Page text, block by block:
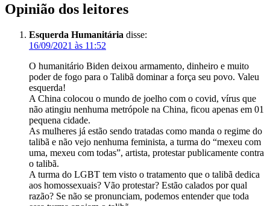
Opinião dos leitores
Esquerda Humanitária disse:
16/09/2021 às 11:52
O humanitário Biden deixou armamento, dinheiro e muito
poder de fogo para o Talibã dominar a força seu povo. Valeu
esquerda!
A China colocou o mundo de joelho com o covid, vírus que
não atingiu nenhuma metrópole na China, ficou apenas em 01
pequena cidade.
As mulheres já estão sendo tratadas como manda o regime do
talibã e não vejo nenhuma feminista, a turma do “mexeu com
uma, mexeu com todas”, artista, protestar publicamente contra
o talibã.
A turma do LGBT tem visto o tratamento que o talibã dedica
aos homossexuais? Vão protestar? Estão calados por qual
razão? Se não se pronunciam, podemos entender que toda